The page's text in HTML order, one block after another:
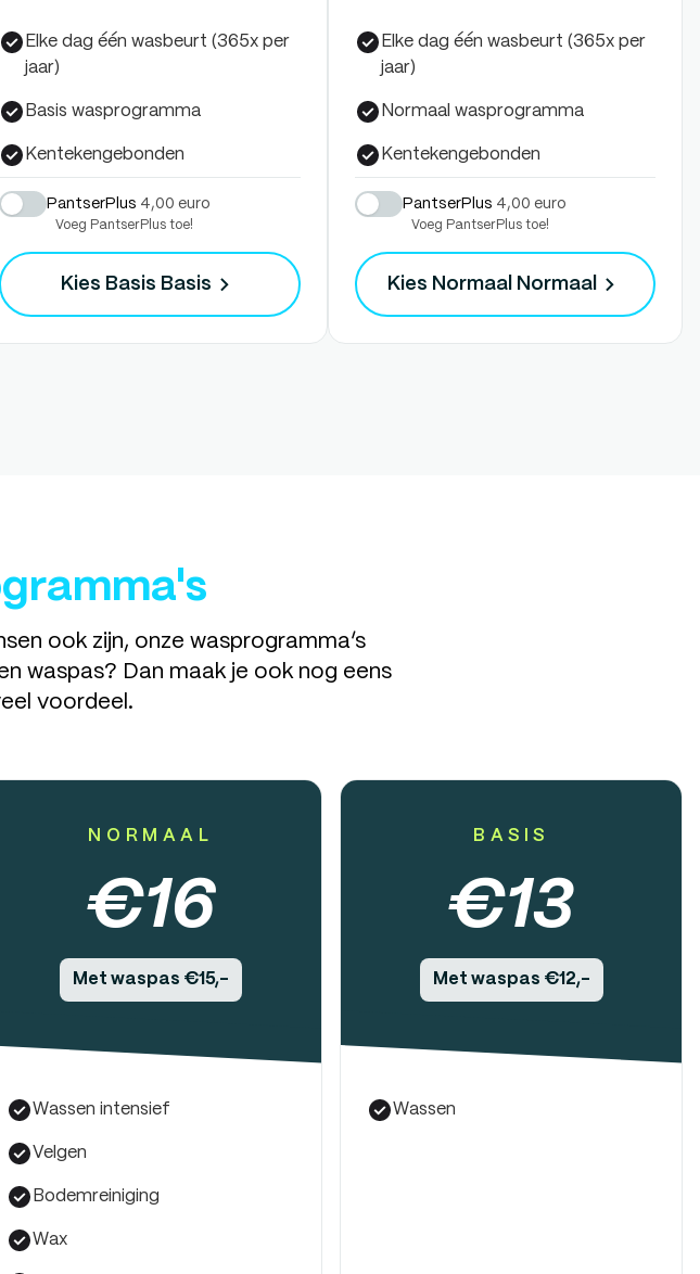
Elke dag één wasbeurt (365x per
jaar)
Basis wasprogramma
Kentekengebonden
PantserPlus 4,00 euro
Voeg PantserPlus toe!
Kies Basis Basis
Elke dag één wasbeurt (365x per
jaar)
Normaal wasprogramma
Kentekengebonden
PantserPlus 4,00 euro
Voeg PantserPlus toe!
Kies Normaal Normaal
ook zijn, onze wasprogramma’s
waspas? Dan maak je ook nog eens
voordeel.
NORMAAL
€16
Met waspas €15,-
Wassen intensief
Velgen
Bodemreiniging
Wax
BASIS
€13
Met waspas €12,-
Wassen